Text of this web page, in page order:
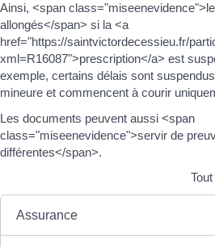
Ainsi, <span
allongés</span> si la <a
href="https://saintvictordecessieu.fr/
xml=R16087">prescription</a> est
exemple, certains délais sont
mineure et commencent à courir
Les documents peuvent aussi <span
class="miseenevidence">servir de
différentes</span>.
Assurance